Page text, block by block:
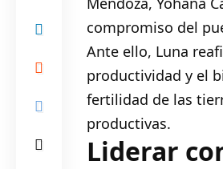
compromiso del
Ante ello, Luna
productividad y el
fertilidad de las
productivas.
Liderar